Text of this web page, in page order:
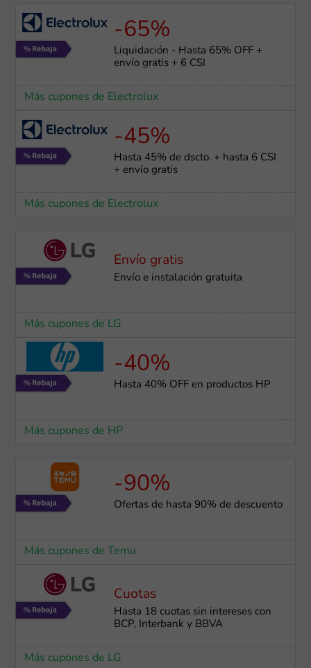
-65%
Liquidación - Hasta 65% OFF +
envío gratis + 6 CSI
Más cupones de Electrolux
-45%
Hasta 45% de dscto. + hasta 6 CSI
+ envío gratis
Más cupones de Electrolux
Envío gratis
Envío e instalación ​gratuita
Más cupones de LG
-40%
Hasta 40% OFF en productos HP
Más cupones de HP
-90%
Ofertas de hasta 90% de descuento
Más cupones de Temu
Cuotas
Hasta 18 cuotas sin intereses con
BCP, Interbank y BBVA
Más cupones de LG